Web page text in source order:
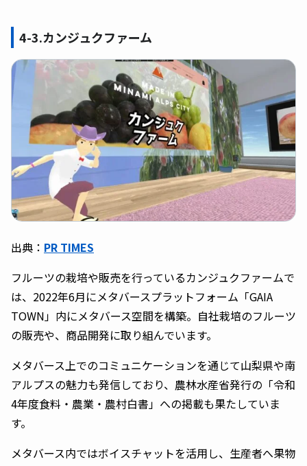
4-3.カンジュクファーム
出典： PR TIMES
フルーツの栽培や販売を行っているカンジュクファームで
は、2022年6月にメタバースプラットフォーム「GAIA
TOWN」内にメタバース空間を構築。自社栽培のフルーツ
の販売や、商品開発に取り組んでいます。
メタバース上でのコミュニケーションを通じて山梨県や南
アルプスの魅力も発信しており、農林水産省発行の「令和
4年度食料・農業・農村白書」への掲載も果たしていま
す。
メタバース内ではボイスチャットを活用し、生産者へ果物